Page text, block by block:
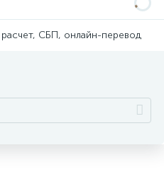
СБП, онлайн-перевод